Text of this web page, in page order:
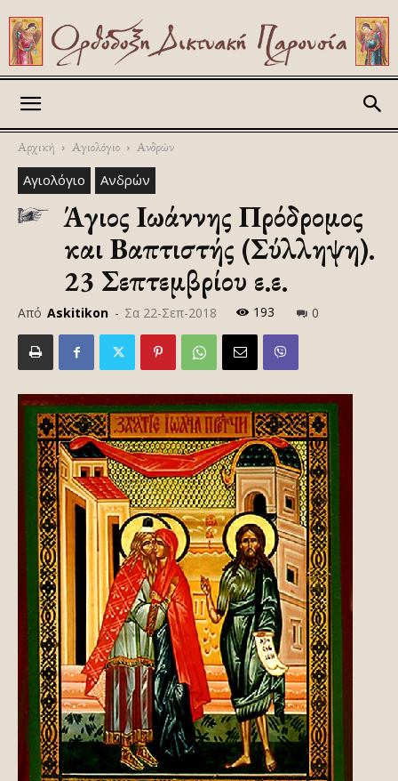
Αρχική Αγιολόγιο Ανδρών
Αγιολόγιο Ανδρών
Άγιος Ιωάννης Πρόδρομος
και Βαπτιστής (Σύλληψη).
23 Σεπτεμβρίου ε.ε.
Από Askitikon - Σα 22-Σεπ-2018 193 0